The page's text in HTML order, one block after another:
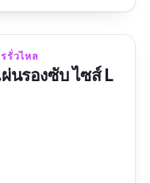
ด้สะดวก ใช้
ารสะสมของ
ตะเข็บด้านข้าง
รั่วไหล
นรองซับ ไซส์ L